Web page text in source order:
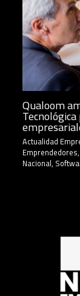
Qualoom
Actualidad
Emprendedores,
Nacional,